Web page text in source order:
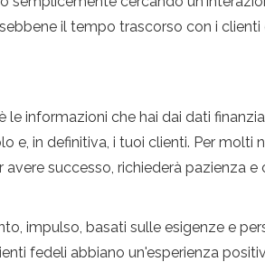
il tempo trascorso con i
informazioni che hai dai dati
e, in definitiva, i tuoi clienti. Per molti
successo, richiederà pazienza
impulso, basati sulle esigenze e
fedeli abbiano un'esperienza